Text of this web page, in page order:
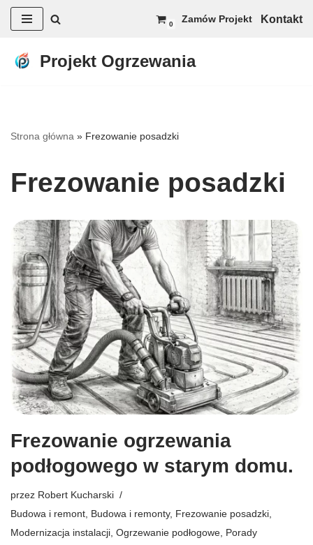
do
0 Zamów Projekt Kontakt
Projekt Ogrzewania
Strona główna » Frezowanie posadzki
Frezowanie posadzki
Frezowanie ogrzewania
podłogowego w starym domu.
przez Robert Kucharski
Budowa i remont Budowa i remonty, Frezowanie posadzki
Modernizacja instalacji Ogrzewanie podłogowe Porady